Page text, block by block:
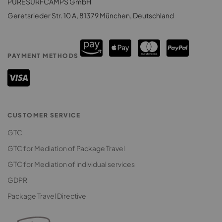
Surf Camps Costa Rica
Premium Surfcamps
Geretsrieder Str. 10 A, 81379 München, Deutschland
PAYMENT METHODS
CUSTOMER SERVICE
GTC
GTC for Mediation of Package Travel
GTC for Mediation of individual services
GDPR
Package Travel Directive